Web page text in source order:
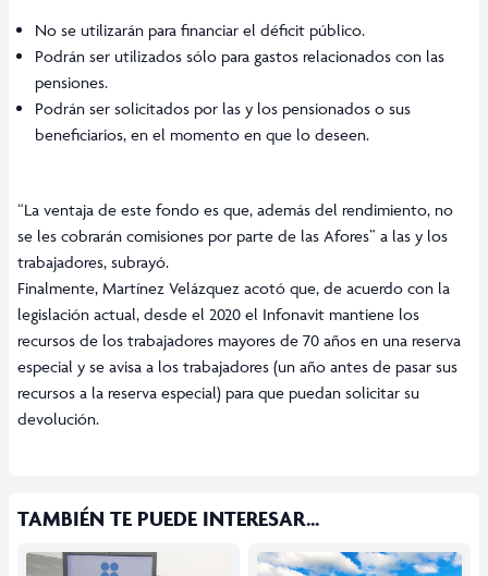
No se utilizarán para financiar el déficit público.
Podrán ser utilizados sólo para gastos relacionados con las
pensiones.
Podrán ser solicitados por las y los pensionados o sus
beneficiarios, en el momento en que lo deseen.
“La ventaja de este fondo es que, además del rendimiento, no
se les cobrarán comisiones por parte de las Afores” a las y los
trabajadores, subrayó.
Finalmente, Martínez Velázquez acotó que, de acuerdo con la
legislación actual, desde el 2020 el Infonavit mantiene los
recursos de los trabajadores mayores de 70 años en una reserva
especial y se avisa a los trabajadores (un año antes de pasar sus
recursos a la reserva especial) para que puedan solicitar su
devolución.
TAMBIÉN TE PUEDE INTERESAR...